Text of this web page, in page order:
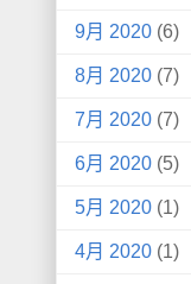
9月 2020 (6)
8月 2020 (7)
7月 2020 (7)
6月 2020 (5)
5月 2020 (1)
4月 2020 (1)